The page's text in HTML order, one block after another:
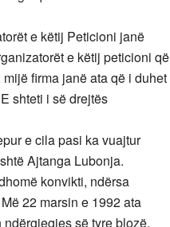
e këtij Peticioni janë
e këtij peticioni që
firma janë ata që i duhet
shteti i së drejtës
e cila pasi ka vuajtur
Ajtanga Lubonja.
konvikti, ndërsa
22 marsin e 1992 ata
së tyre blozë,